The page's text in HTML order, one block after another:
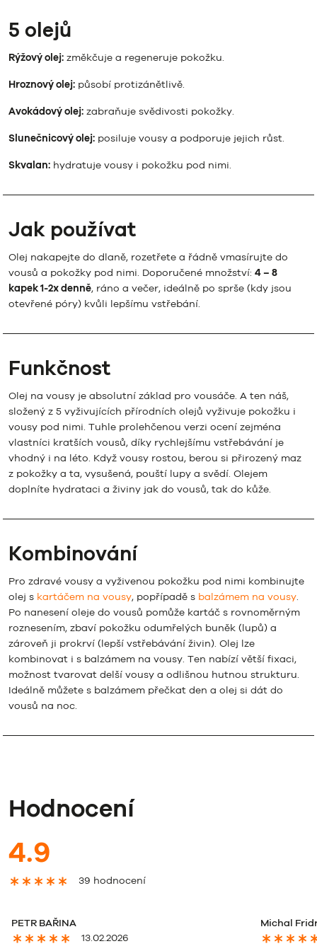
5 olejů
Rýžový olej: změkčuje a regeneruje pokožku.
Hroznový olej: působí protizánětlivě.
Avokádový olej: zabraňuje svědivosti pokožky.
Slunečnicový olej: posiluje vousy a podporuje jejich růst.
Skvalan: hydratuje vousy i pokožku pod nimi.
Jak používat
Olej nakapejte do dlaně, rozetřete a řádně vmasírujte do
vousů a pokožky pod nimi. Doporučené množství: 4 – 8
kapek 1-2x denně, ráno a večer, ideálně po sprše (kdy jsou
otevřené póry) kvůli lepšímu vstřebání.
Funkčnost
Olej na vousy je absolutní základ pro vousáče. A ten náš,
složený z 5 vyživujících přírodních olejů vyživuje pokožku i
vousy pod nimi. Tuhle prolehčenou verzi ocení zejména
vlastníci kratších vousů, díky rychlejšímu vstřebávání je
vhodný i na léto. Když vousy rostou, berou si přirozený maz
z pokožky a ta, vysušená, pouští lupy a svědí. Olejem
doplníte hydrataci a živiny jak do vousů, tak do kůže.
Kombinování
Pro zdravé vousy a vyživenou pokožku pod nimi kombinujte
olej s kartáčem na vousy, popřípadě s balzámem na vousy.
Po nanesení oleje do vousů pomůže kartáč s rovnoměrným
roznesením, zbaví pokožku odumřelých buněk (lupů) a
zároveň ji prokrví (lepší vstřebávání živin). Olej lze
kombinovat i s balzámem na vousy. Ten nabízí větší fixaci,
možnost tvarovat delší vousy a odlišnou hutnou strukturu.
Ideálně můžete s balzámem přečkat den a olej si dát do
vousů na noc.
Hodnocení
4.9
39 hodnocení
PETR BAŘINA
13.02.2026
Michal